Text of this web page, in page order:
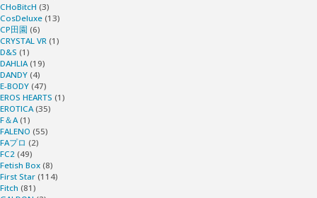
CHoBitcH (3)
CosDeluxe (13)
CP田園 (6)
CRYSTAL VR (1)
D&S (1)
DAHLIA(19)
DANDY (4)
E-BODY (47)
EROS HEARTS (1)
EROTICA(35)
F＆A(1)
FALENO (55)
FAプロ (2)
FC2 (49)
Fetish Box (8)
First Star (114)
Fitch (81)